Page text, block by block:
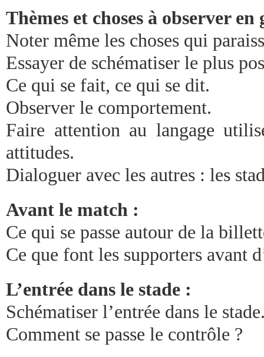
Thèmes et choses à observer en
Noter même les choses qui
Essayer de schématiser le plus
Ce qui se fait, ce qui se dit.
Observer le comportement.
Faire attention au langage
attitudes.
Dialoguer avec les autres : les
Avant le match :
Ce qui se passe autour de la
Ce que font les supporters avant
L’entrée dans le stade :
Schématiser l’entrée dans le
Comment se passe le contrôle ?